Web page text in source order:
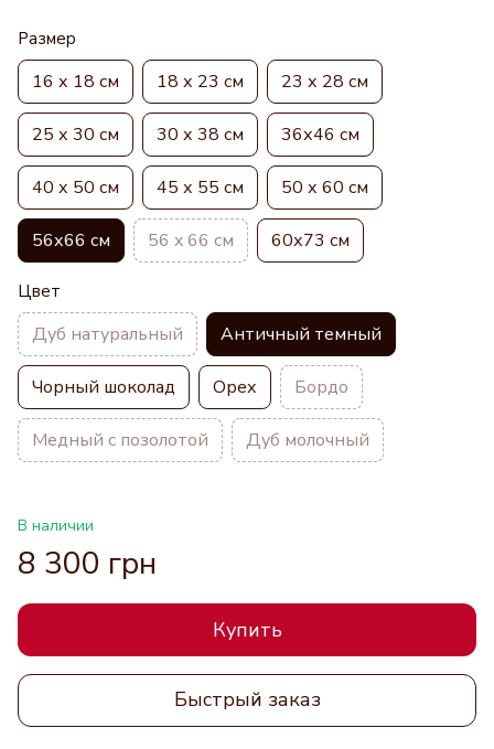
Размер
16 х 18 см 18 х 23 см 23 х 28 см
25 х 30 см 30 х 38 см 36х46 см
40 х 50 см 45 х 55 см 50 х 60 см
56х66 см 56 x 66 см 60х73 см
Цвет
Дуб натуральный Античный темный
Чорный шоколад Орех Бордо
Медный с позолотой Дуб молочный
В наличии
8 300 грн
Купить
Быстрый заказ